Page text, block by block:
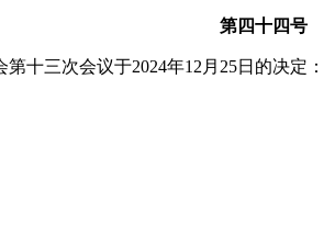
第四十四号
三次会议于2024年12月25日的决定：